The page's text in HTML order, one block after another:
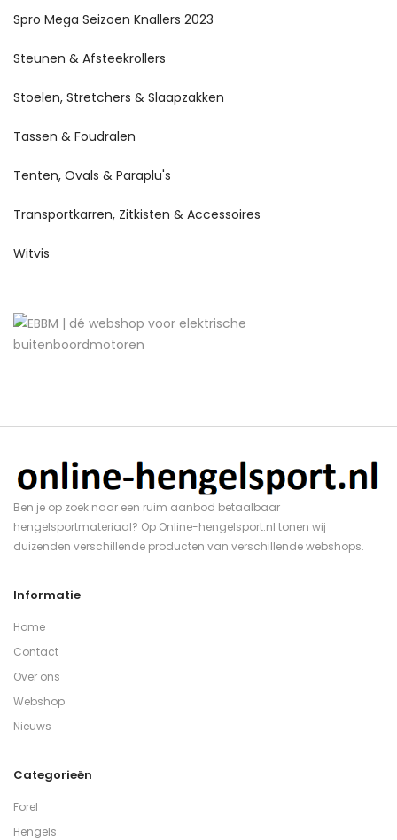
Spro Mega Seizoen Knallers 2023
Steunen & Afsteekrollers
Stoelen, Stretchers & Slaapzakken
Tassen & Foudralen
Tenten, Ovals & Paraplu's
Transportkarren, Zitkisten & Accessoires
Witvis
Ben je op zoek naar een ruim aanbod betaalbaar
hengelsportmateriaal? Op Online-hengelsport.nl tonen wij
duizenden verschillende producten van verschillende webshops.
Informatie
Home
Contact
Over ons
Webshop
Nieuws
Categorieën
Forel
Hengels